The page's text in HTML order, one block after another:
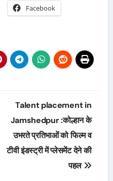
Facebook
Talent placement in
Jamshedpur :कोल्हान के
उभरते प्रतिभाओं को फिल्म व
टीवी इंडस्ट्री में प्लेसमेंट देने की
पहल